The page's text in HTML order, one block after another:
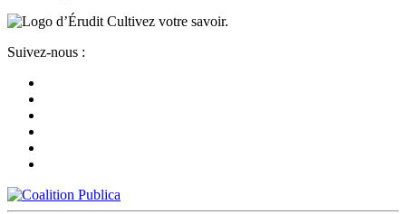
Cultivez votre savoir.
Suivez-nous :